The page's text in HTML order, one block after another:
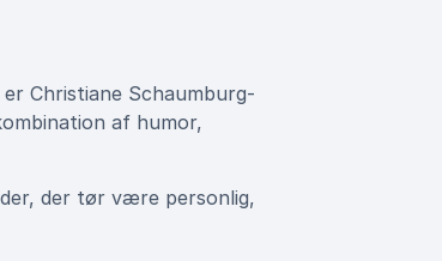
Christiane Schaumburg-
af humor,
der tør være personlig,